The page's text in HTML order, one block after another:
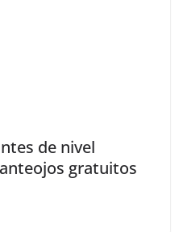
de nivel
gratuitos